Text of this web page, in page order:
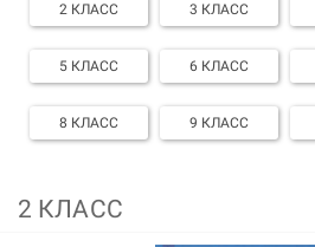
2 КЛАСС 3 КЛАСС
5 КЛАСС 6 КЛАСС
8 КЛАСС 9 КЛАСС
2 КЛАСС